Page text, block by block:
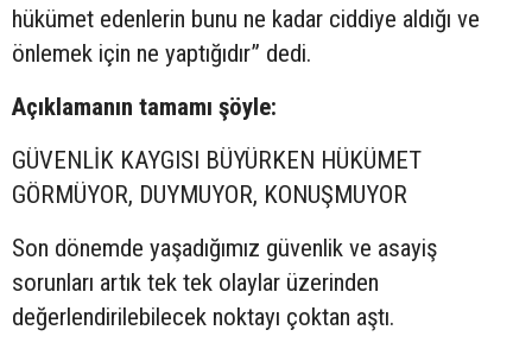
hükümet edenlerin bunu ne kadar ciddiye aldığı ve
önlemek için ne yaptığıdır” dedi.
Açıklamanın tamamı şöyle:
GÜVENLİK KAYGISI BÜYÜRKEN HÜKÜMET
GÖRMÜYOR, DUYMUYOR, KONUŞMUYOR
Son dönemde yaşadığımız güvenlik ve asayiş
sorunları artık tek tek olaylar üzerinden
değerlendirilebilecek noktayı çoktan aştı.